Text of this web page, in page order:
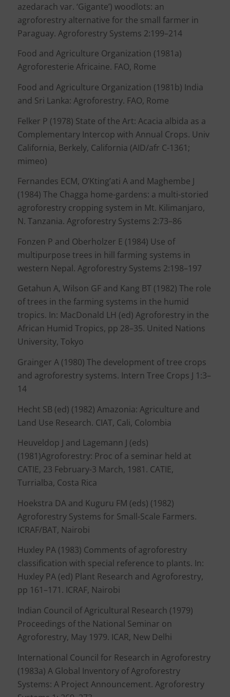
azedarach var. ‘Gigante’) woodlots: an
agroforestry alternative for the small farmer in
Paraguay. Agroforestry Systems 2:199–214
Food and Agriculture Organization (1981a)
Agroforesterie Africaine. FAO, Rome
Food and Agriculture Organization (1981b) India
and Sri Lanka: Agroforestry. FAO, Rome
Felker P (1978) State of the Art: Acacia albida as a
Complementary Intercop with Annual Crops. Univ
California, Berkely, California (AID/afr C-1361;
mimeo)
Fernandes ECM, O’Kting’ati A and Maghembe J
(1984) The Chagga home-gardens: a multi-storied
agroforestry cropping system in Mt. Kilimanjaro,
N. Tanzania. Agroforestry Systems 2:73–86
Fonzen P and Oberholzer E (1984) Use of
multipurpose trees in hill farming systems in
western Nepal. Agroforestry Systems 2:198–197
Getahun A, Wilson GF and Kang BT (1982) The role
of trees in the farming systems in the humid
tropics. In: MacDonald LH (ed) Agroforestry in the
African Humid Tropics, pp 28–35. United Nations
University, Tokyo
Grainger A (1980) The development of tree crops
and agroforestry systems. Intern Tree Crops J 1:3–
14
Hecht SB (ed) (1982) Amazonia: Agriculture and
Land Use Research. CIAT, Cali, Colombia
Heuveldop J and Lagemann J (eds)
(1981)Agroforestry: Proc of a seminar held at
CATIE, 23 February-3 March, 1981. CATIE,
Turrialba, Costa Rica
Hoekstra DA and Kuguru FM (eds) (1982)
Agroforestry Systems for Small-Scale Farmers.
ICRAF/BAT, Nairobi
Huxley PA (1983) Comments of agroforestry
classification with special reference to plants. In:
Huxley PA (ed) Plant Research and Agroforestry,
pp 161–171. ICRAF, Nairobi
Indian Council of Agricultural Research (1979)
Proceedings of the National Seminar on
Agroforestry, May 1979. ICAR, New Delhi
International Council for Research in Agroforestry
(1983a) A Global Inventory of Agroforestry
Systems: A Project Announcement. Agroforestry